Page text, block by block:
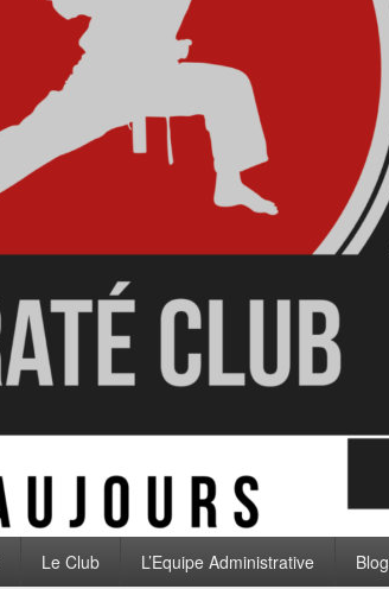
Le Club L’Equipe Administrative Blog